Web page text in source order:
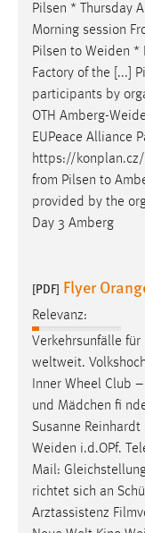
Pilsen * Thursday
Morning session
Pilsen to Weiden *
Factory of the [...]
participants by
OTH Amberg-
EUPeace Alliance
https://
from Pilsen to
provided by the
Day 3 Amberg
[PDF] Flyer
Relevanz:
Verkehrsunfälle für
weltweit.
Inner Wheel Club –
und Mädchen fi
Susanne
Weiden i.d.OPf.
Mail:
richtet sich an
Arztassistenz